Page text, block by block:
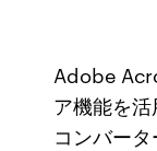
Adobe
ア機能を
コンバー